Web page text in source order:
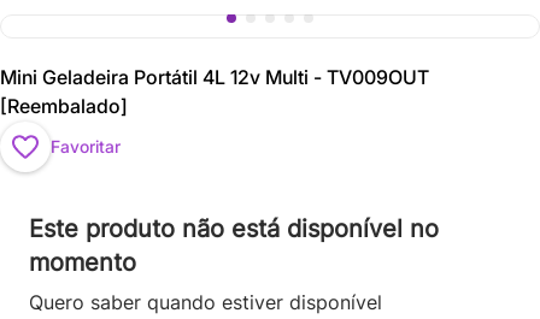
Mini Geladeira Portátil 4L 12v Multi - TV009OUT
[Reembalado]
Favoritar
Este produto não está disponível no
momento
Quero saber quando estiver disponível